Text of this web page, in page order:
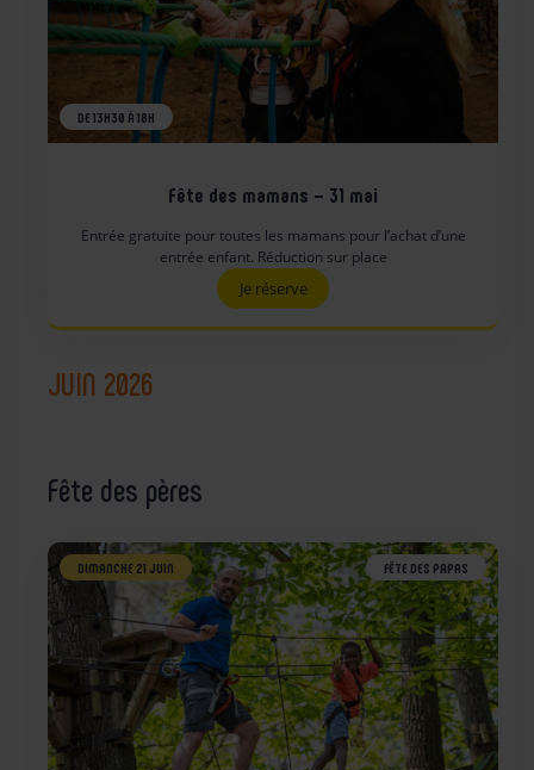
DE 13H30 À 18H
Fête des mamans – 31 mai
Entrée gratuite pour toutes les mamans pour l’achat d’une
entrée enfant. Réduction sur place
Je réserve
JUIN 2026
Fête des pères
DIMANCHE 21 JUIN FÊTE DES PAPAS